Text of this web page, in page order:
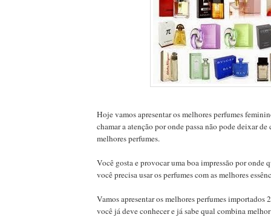
Hoje vamos apresentar os melhores perfumes
chamar a atenção por onde passa não pode deixar de
melhores perfumes.
Você gosta e provocar uma boa impressão por onde
você precisa usar os perfumes com as melhores
Vamos apresentar os melhores perfumes importados
você já deve conhecer e já sabe qual combina